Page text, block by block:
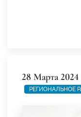
28 Марта 2024
РЕГИОНАЛЬНОЕ